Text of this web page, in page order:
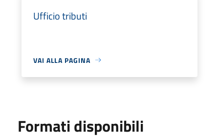
Ufficio tributi
VAI ALLA PAGINA
Formati disponibili